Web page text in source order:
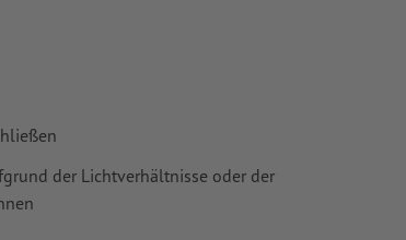
der Lichtverhältnisse oder der